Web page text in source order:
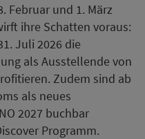
Februar und 1. März
ihre Schatten voraus:
Juli 2026 die
als Ausstellende von
Zudem sind ab
als neues
2027 buchbar
Programm.